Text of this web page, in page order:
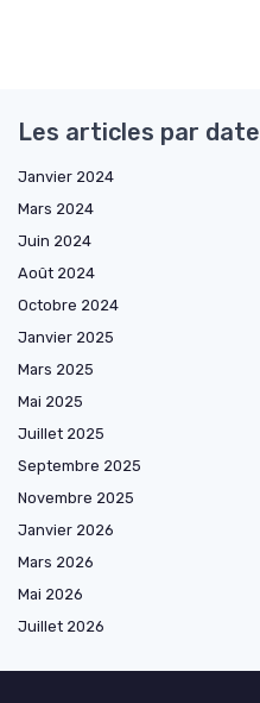
Les articles par date
Janvier 2024
Mars 2024
Juin 2024
Août 2024
Octobre 2024
Janvier 2025
Mars 2025
Mai 2025
Juillet 2025
Septembre 2025
Novembre 2025
Janvier 2026
Mars 2026
Mai 2026
Juillet 2026